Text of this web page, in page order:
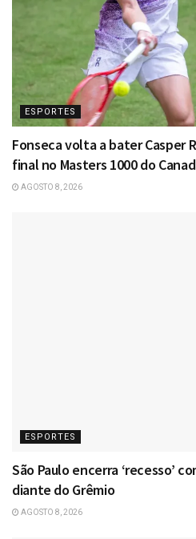
ESPORTES
Fonseca volta a bater Casper
final no Masters 1000 do
AGOSTO 8, 2026
ESPORTES
São Paulo encerra ‘recesso’
diante do Grêmio
AGOSTO 8, 2026